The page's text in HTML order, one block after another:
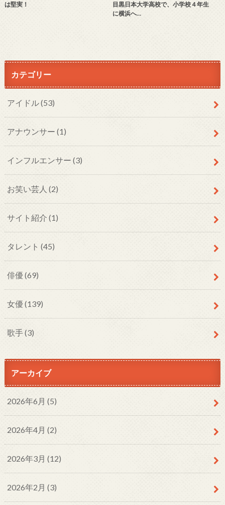
は堅実！
目黒日本大学高校で、小学校４年生
に横浜へ…
カテゴリー
アイドル(53)
アナウンサー (1)
インフルエンサー (3)
お笑い芸人 (2)
サイト紹介 (1)
タレント (45)
俳優 (69)
女優 (139)
歌手(3)
アーカイブ
2026年6月 (5)
2026年4月 (2)
2026年3月 (12)
2026年2月 (3)